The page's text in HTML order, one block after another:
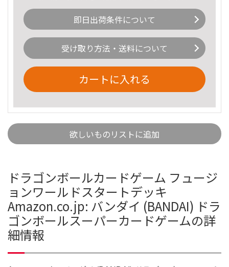
即日出荷条件について
受け取り方法・送料について
カートに入れる
欲しいものリストに追加
ドラゴンボールカードゲーム フュージ
ョンワールドスタートデッキ
Amazon.co.jp: バンダイ (BANDAI) ドラ
ゴンボールスーパーカードゲームの詳
細情報